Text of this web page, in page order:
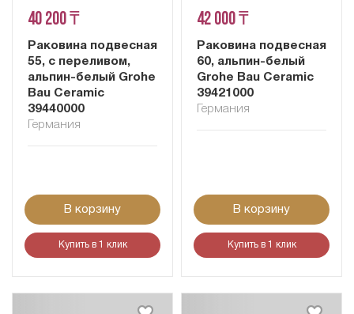
40 200 ₸
Раковина подвесная
55, с переливом,
альпин-белый Grohe
Bau Ceramic
39440000
Германия
В корзину
Купить в 1 клик
42 000 ₸
Раковина подвесная
60, альпин-белый
Grohe Bau Ceramic
39421000
Германия
В корзину
Купить в 1 клик